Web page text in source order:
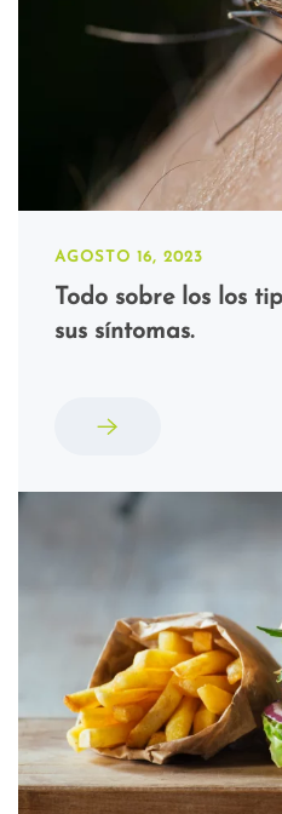
AGOSTO 16, 2023
Todo sobre los los
sus síntomas.